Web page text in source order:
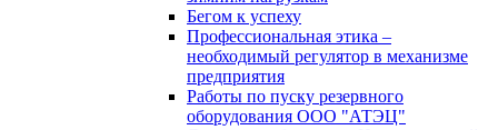
Бегом к успеху
Профессиональная этика –
необходимый регулятор в механизме
предприятия
Работы по пуску резервного
оборудования ООО "АТЭЦ"